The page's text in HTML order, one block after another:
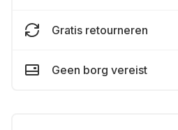
Gratis retourneren
Geen borg vereist